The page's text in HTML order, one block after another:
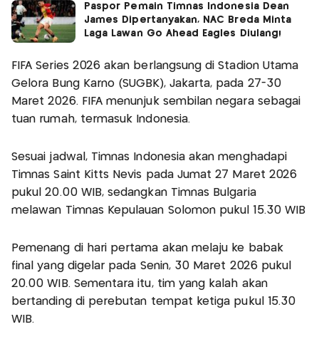
Paspor Pemain Timnas Indonesia Dean
James Dipertanyakan, NAC Breda Minta
Laga Lawan Go Ahead Eagles Diulang!
FIFA Series 2026 akan berlangsung di Stadion Utama
Gelora Bung Karno (SUGBK), Jakarta, pada 27-30
Maret 2026. FIFA menunjuk sembilan negara sebagai
tuan rumah, termasuk Indonesia.
Sesuai jadwal, Timnas Indonesia akan menghadapi
Timnas Saint Kitts Nevis pada Jumat 27 Maret 2026
pukul 20.00 WIB, sedangkan Timnas Bulgaria
melawan Timnas Kepulauan Solomon pukul 15.30 WIB
Pemenang di hari pertama akan melaju ke babak
final yang digelar pada Senin, 30 Maret 2026 pukul
20.00 WIB. Sementara itu, tim yang kalah akan
bertanding di perebutan tempat ketiga pukul 15.30
WIB.